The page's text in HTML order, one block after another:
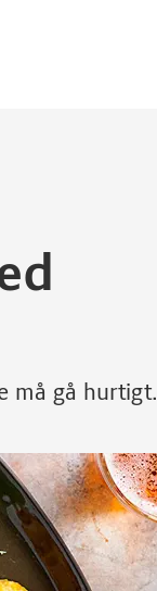
må gå hurtigt.